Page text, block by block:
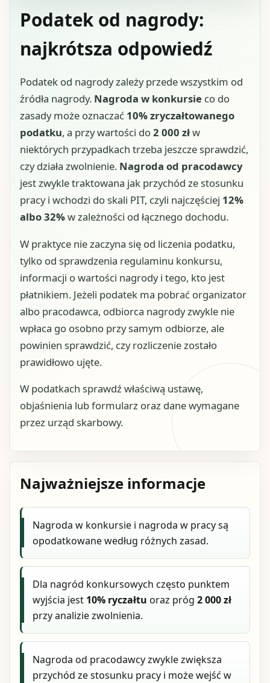
Podatek od nagrody:
najkrótsza odpowiedź
Podatek od nagrody zależy przede wszystkim od
źródła nagrody. Nagroda w konkursie co do
zasady może oznaczać 10% zryczałtowanego
podatku, a przy wartości do2 000 złw
niektórych przypadkach trzeba jeszcze sprawdzić,
czy działa zwolnienie. Nagroda od pracodawcy
jest zwykle traktowana jak przychód ze stosunku
pracy i wchodzi do skali PIT, czyli najczęściej 12%
albo 32%w zależności od łącznego dochodu.
W praktyce nie zaczyna się od liczenia podatku,
tylko od sprawdzenia regulaminu konkursu,
informacji o wartości nagrody i tego, kto jest
płatnikiem. Jeżeli podatek ma pobrać organizator
albo pracodawca, odbiorca nagrody zwykle nie
wpłaca go osobno przy samym odbiorze, ale
powinien sprawdzić, czy rozliczenie zostało
prawidłowo ujęte.
W podatkach sprawdź właściwą ustawę,
objaśnienia lub formularz oraz dane wymagane
przez urząd skarbowy.
Najważniejsze informacje
Nagroda w konkursie i nagroda w pracy są
opodatkowane według różnych zasad.
Dla nagród konkursowych często punktem
wyjścia jest 10% ryczałtu oraz próg2 000 zł
przy analizie zwolnienia.
Nagroda od pracodawcy zwykle zwiększa
przychód ze stosunku pracy i może wejść w